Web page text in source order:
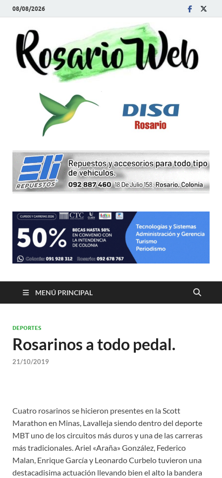
08/08/2026
MENÚ PRINCIPAL
DEPORTES
Rosarinos a todo pedal.
21/10/2019
Cuatro rosarinos se hicieron presentes en la Scott
Marathon en Minas, Lavalleja siendo dentro del deporte
MBT uno de los circuitos más duros y una de las carreras
más tradicionales. Ariel «Araña» González, Federico
Malan, Enrique García y Leonardo Curbelo tuvieron una
destacadisima actuación llevando bien el alto la bandera